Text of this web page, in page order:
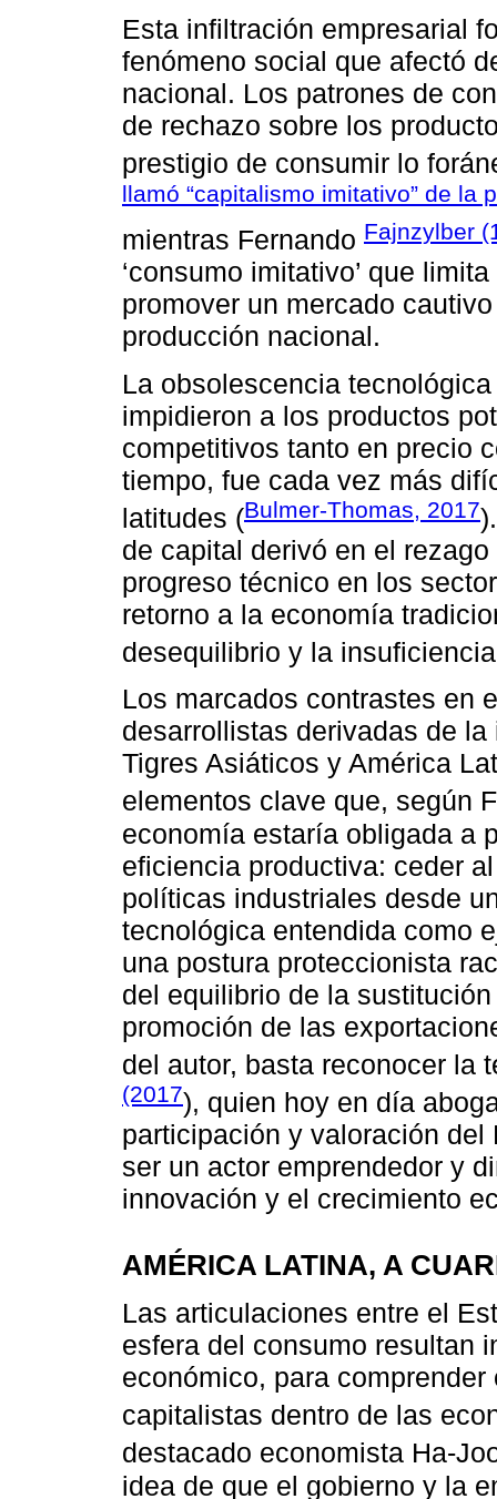
Esta infiltración empresarial
fenómeno social que afectó
nacional. Los patrones de
de rechazo sobre los
prestigio de consumir lo
llamó “capitalismo imitativo” de la
mientras Fernando Fajnzylber
‘consumo imitativo’ que
promover un mercado
producción nacional.
La obsolescencia
impidieron a los productos
competitivos tanto en precio
tiempo, fue cada vez más
latitudes (Bulmer-Thomas, 2017
de capital derivó en el
progreso técnico en los
retorno a la economía
desequilibrio y la
Los marcados contrastes en
desarrollistas derivadas de
Tigres Asiáticos y América
elementos clave que, según
economía estaría obligada a
eficiencia productiva: ceder
políticas industriales desde
tecnológica entendida como
una postura proteccionista
del equilibrio de la
promoción de las
del autor, basta reconocer la
(2017), quien hoy en día
participación y valoración
ser un actor emprendedor y
innovación y el crecimiento
AMÉRICA LATINA, A
Las articulaciones entre el
esfera del consumo resultan
económico, para
capitalistas dentro de las
destacado economista Ha-
idea de que el gobierno y la